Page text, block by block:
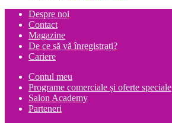
Despre noi
Contact
Magazine
De ce să vă înregistrați?
Cariere
Contul meu
Programe comerciale și oferte speciale
Salon Academy
Parteneri